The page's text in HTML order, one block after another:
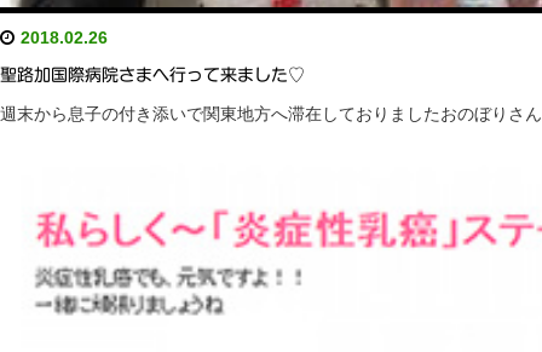
2018.02.26
聖路加国際病院さまへ行って来ました♡
週末から息子の付き添いで関東地方へ滞在しておりましたおのぼりさ